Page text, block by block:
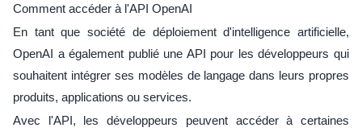
Comment accéder à l'API OpenAI
En tant que société de déploiement d'intelligence artificielle,
OpenAI a également publié une API pour les développeurs qui
souhaitent intégrer ses modèles de langage dans leurs propres
produits, applications ou services.
Avec l'API, les développeurs peuvent accéder à certaines